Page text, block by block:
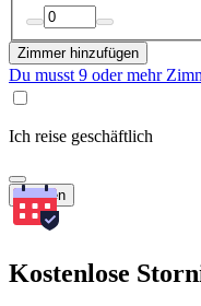
Zimmer hinzufügen
Du musst 9 oder mehr
Ich reise geschäftlich
Suchen
Kostenlose